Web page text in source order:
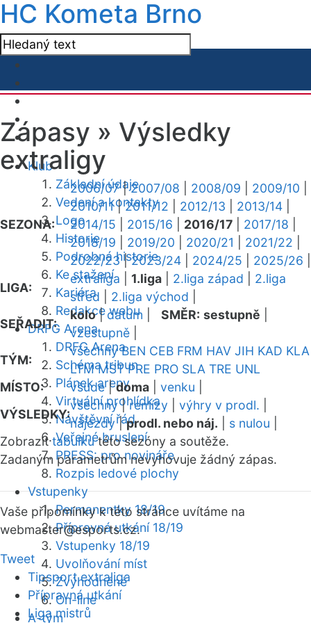
HC Kometa Brno
Klub
Základní údaje
Vedení a kontakty
Logo
Historie
Podrobná historie
Ke stažení
Kariéra
Redakce webu
DRFG Arena
DRFG Arena
Schéma tribun
Plánek areny
Virtuální prohlídka
Návštěvní řád
Veřejné bruslení
PRESS: pro novináře
Rozpis ledové plochy
Vstupenky
Permanentky 18/19
Přípravná utkání 18/19
Vstupenky 18/19
Uvolňování míst
Zvýhodněné
On-line
A-tým
Zápasy » Výsledky
extraligy
SEZONA:
2006/07|2007/08 2008/09 2009/10
2010/11|2011/12 2012/13 2013/14
2014/15
2015/16 2016/17 2017/18
2018/19
2019/20 2020/21 2021/22
2022/23|2023/24 2024/25 2025/26
LIGA:
extraliga 1.liga 2.liga západ
2.liga
střed
2.liga východ
SEŘADIT:
kolo|datum SMĚR: sestupně
vzestupně
TÝM:
všechny BEN CEB FRM HAV JIH KAD KLA
LTM MST PRE PRO SLA TRE UNL
MÍSTO:
všude|doma venku
VÝSLEDKY:
všechny|remízy výhry v prodl.
nájezdy|prodl. nebo náj. s nulou
Zobrazittabulkutéto sezóny a soutěže.
Zadaným parametrům nevyhovuje žádný zápas.
Vaše připomínky k této stránce uvítáme na
webmaster@esports.cz.
Tweet
Tipsport extraliga
Přípravná utkání
Liga mistrů